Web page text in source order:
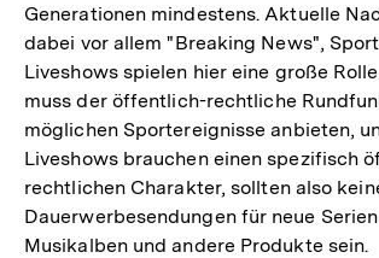
Generationen mindestens. Aktuelle
dabei vor allem "Breaking News",
Liveshows spielen hier eine große
muss der öffentlich-rechtliche
möglichen Sportereignisse anbieten,
Liveshows brauchen einen spezifisch
rechtlichen Charakter, sollten also
Dauerwerbesendungen für neue
Musikalben und andere Produkte sein.